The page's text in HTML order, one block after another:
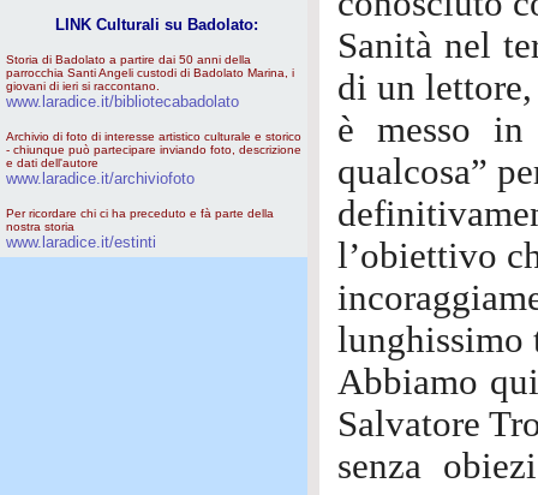
LINK Culturali su Badolato:
Storia di Badolato a partire dai 50 anni della
parrocchia Santi Angeli custodi di Badolato Marina, i
giovani di ieri si raccontano.
www.laradice.it/bibliotecabadolato
Archivio di foto di interesse artistico culturale e storico
- chiunque può partecipare inviando foto, descrizione
e dati dell'autore
www.laradice.it/archiviofoto
Per ricordare chi ci ha preceduto e fà parte della
nostra storia
www.laradice.it/estinti
Sanità nel
di un
è messo
qualcosa”
l’obiettivo
lunghissimo
Abbiamo
Salvatore
senza